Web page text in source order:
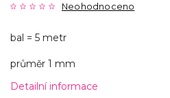
Neohodnoceno
bal = 5 metr
průměr 1 mm
Detailní informace